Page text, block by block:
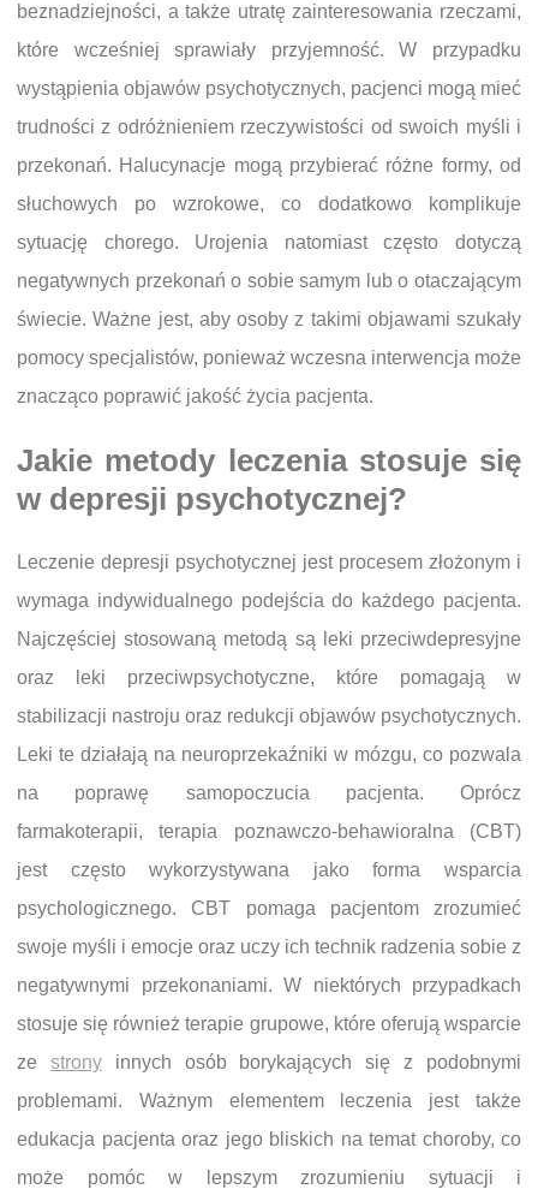
beznadziejności, a także utratę zainteresowania rzeczami,
które wcześniej sprawiały przyjemność. W przypadku
wystąpienia objawów psychotycznych, pacjenci mogą mieć
trudności z odróżnieniem rzeczywistości od swoich myśli i
przekonań. Halucynacje mogą przybierać różne formy, od
słuchowych po wzrokowe, co dodatkowo komplikuje
sytuację chorego. Urojenia natomiast często dotyczą
negatywnych przekonań o sobie samym lub o otaczającym
świecie. Ważne jest, aby osoby z takimi objawami szukały
pomocy specjalistów, ponieważ wczesna interwencja może
znacząco poprawić jakość życia pacjenta.
Jakie metody leczenia stosuje się
w depresji psychotycznej?
Leczenie depresji psychotycznej jest procesem złożonym i
wymaga indywidualnego podejścia do każdego pacjenta.
Najczęściej stosowaną metodą są leki przeciwdepresyjne
oraz leki przeciwpsychotyczne, które pomagają w
stabilizacji nastroju oraz redukcji objawów psychotycznych.
Leki te działają na neuroprzekaźniki w mózgu, co pozwala
na poprawę samopoczucia pacjenta. Oprócz
farmakoterapii, terapia poznawczo-behawioralna (CBT)
jest często wykorzystywana jako forma wsparcia
psychologicznego. CBT pomaga pacjentom zrozumieć
swoje myśli i emocje oraz uczy ich technik radzenia sobie z
negatywnymi przekonaniami. W niektórych przypadkach
stosuje się również terapie grupowe, które oferują wsparcie
ze stronyinnych osób borykających się z podobnymi
problemami. Ważnym elementem leczenia jest także
edukacja pacjenta oraz jego bliskich na temat choroby, co
może pomóc w lepszym zrozumieniu sytuacji i